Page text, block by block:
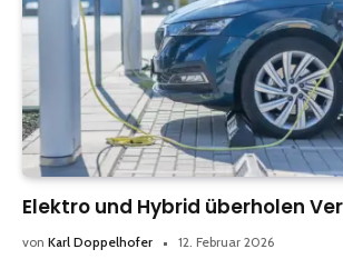
Elektro und Hybrid überholen
von Karl Doppelhofer 12. Februar 2026